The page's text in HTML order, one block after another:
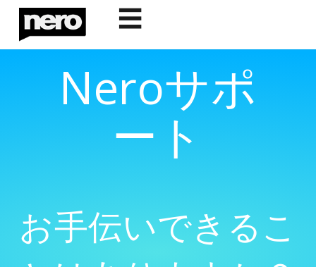
☰
Neroサポ
ート
お手伝いできるこ